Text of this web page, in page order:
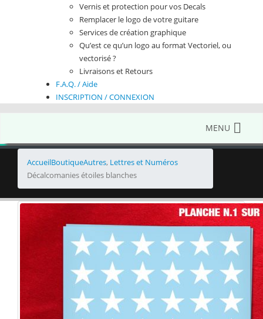
Vernis et protection pour vos Decals
Remplacer le logo de votre guitare
Services de création graphique
Qu’est ce qu’un logo au format Vectoriel, ou
vectorisé ?
Livraisons et Retours
F.A.Q. / Aide
INSCRIPTION / CONNEXION
MENU
AccueilBoutiqueAutres, Lettres et Numéros
Décalcomanies étoiles blanches